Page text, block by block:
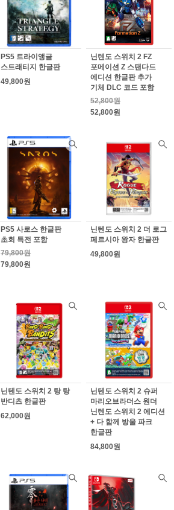
PS5 트라이앵글
스트래티지 한글판
49,800원
닌텐도 스위치 2 FZ
포메이션 Z 스탠다드
에디션 한글판 추가
기체 DLC 코드 포함
52,800원
52,800원
PS5 사로스 한글판
초회 특전 포함
79,800원
79,800원
닌텐도 스위치 2 더 로그
페르시아 왕자 한글판
49,800원
닌텐도 스위치 2 탕 탕
반디츠 한글판
62,000원
닌텐도 스위치 2 슈퍼
마리오브라더스 원더
닌텐도 스위치 2 에디션
+ 다 함께 방울 파크
한글판
84,800원